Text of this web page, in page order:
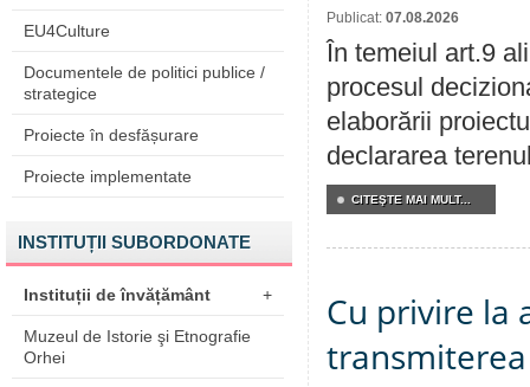
EU4Culture
Documentele de politici publice /
strategice
Proiecte în desfășurare
Proiecte implementate
INSTITUȚII SUBORDONATE
Instituții de învățământ +
Muzeul de Istorie şi Etnografie
Orhei
Publicat: 07.08.2026
În temeiul art.9
procesul
elaborării
declararea
CITEŞTE MAI MULT...
Cu privire la